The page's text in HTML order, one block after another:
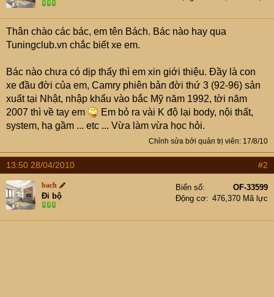
t
r
e
Thân chào các bác, em tên Bách. Bác nào hay qua
Tuningclub.vn chắc biết xe em.
Bác nào chưa có dịp thấy thì em xin giới thiệu. Đầy là con
xe đầu đời của em, Camry phiên bản đời thứ 3 (92-96) sản
xuất tại Nhật, nhập khẩu vào bắc Mỹ năm 1992, tời năm
2007 thì về tay em
Em bỏ ra vài K độ lại body, nội thất,
system, hạ gầm ... etc ... Vừa làm vừa học hỏi.
Chỉnh sửa bởi quản trị viên: 17/8/10
13:50 28/04/2010 #2
bach
Đi bộ
Biển số
OF-33599
Động cơ
476,370 Mã lực